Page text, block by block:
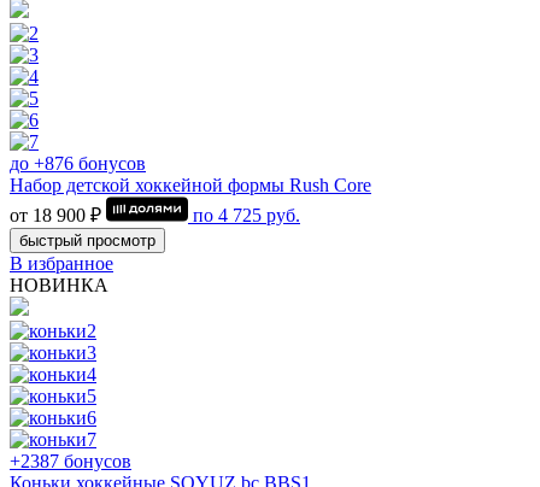
до +876 бонусов
Набор детской хоккейной формы Rush Core
от 18 900 ₽
по 4 725 руб.
быстрый просмотр
В избранное
НОВИНКА
+2387 бонусов